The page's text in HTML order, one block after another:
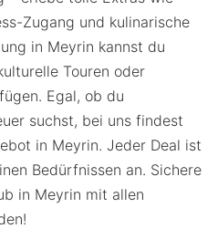
Zugang und kulinarische
in Meyrin kannst du
Touren oder
Egal, ob du
suchst, bei uns findest
in Meyrin. Jeder Deal ist
Bedürfnissen an. Sichere
in Meyrin mit allen